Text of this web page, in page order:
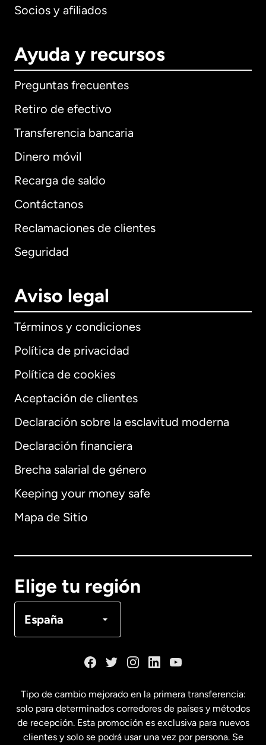
Socios y afiliados
Ayuda y recursos
Preguntas frecuentes
Retiro de efectivo
Transferencia bancaria
Dinero móvil
Recarga de saldo
Contáctanos
Reclamaciones de clientes
Seguridad
Aviso legal
Términos y condiciones
Política de privacidad
Política de cookies
Aceptación de clientes
Declaración sobre la esclavitud moderna
Declaración financiera
Brecha salarial de género
Keeping your money safe
Mapa de Sitio
Elige tu región
España
Internacional English
Alemania
Français
Estados Unidos English
Tipo de cambio mejorado en la primera transferencia:
solo para determinados corredores de países y métodos
de recepción. Esta promoción es exclusiva para nuevos
clientes y solo se podrá usar una vez por persona. Se